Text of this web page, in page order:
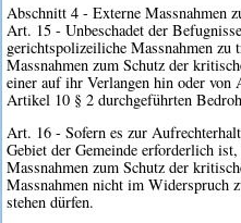
Abschnitt 4 - Externe Massnahmen
Art. 15 - Unbeschadet der
gerichtspolizeiliche Massnahmen
Massnahmen zum Schutz der
einer auf ihr Verlangen hin oder von
Artikel 10 § 2 durchgeführten
Art. 16 - Sofern es zur
Gebiet der Gemeinde erforderlich
Massnahmen zum Schutz der
Massnahmen nicht im Widerspruch
stehen dürfen.